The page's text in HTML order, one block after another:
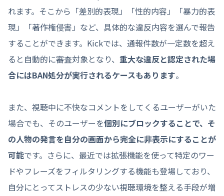
れます。そこから「差別的表現」「性的内容」「暴力的表
現」「著作権侵害」など、具体的な違反内容を選んで報告
することができます。Kickでは、通報件数が一定数を超え
ると自動的に審査対象となり、 重大な違反と認定された場
合にはBAN処分が実行されるケースもあります。
また、視聴中に不快なコメントをしてくるユーザーがいた
場合でも、そのユーザーを個別にブロックすることで、そ
の人物の発言を自分の画面から完全に非表示にすることが
可能です。さらに、最近では拡張機能を使って特定のワー
ドやフレーズをフィルタリングする機能も登場しており、
自分にとってストレスの少ない視聴環境を整える手段が増